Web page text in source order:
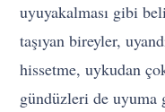
uyuyakalması gibi
taşıyan bireyler,
hissetme, uykudan
gündüzleri de